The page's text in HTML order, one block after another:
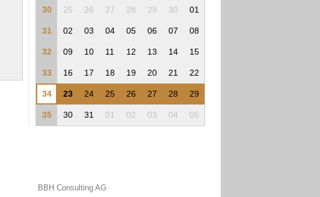
30
25 26 27 28 29 30 01
31 02 03 04 05 06 07 08
32 09 10 11 12 13 14 15
33 16 17 18 19 20 21 22
34 23 24 25 26 27 28 29
35 30 31 01 02 03 04 05
BBH Consulting AG